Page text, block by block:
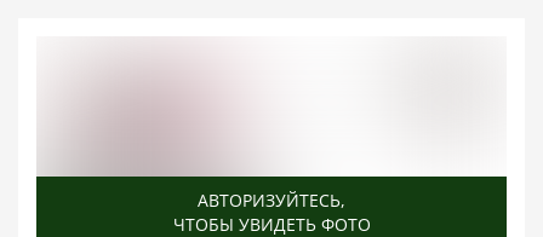
АВТОРИЗУЙТЕСЬ,
ЧТОБЫ УВИДЕТЬ ФОТО
АВТОРИЗУЙТЕСЬ,
ЧТОБЫ УВИДЕТЬ ФОТО
АВТОРИЗУЙТЕСЬ,
ЧТОБЫ УВИДЕТЬ ФОТО